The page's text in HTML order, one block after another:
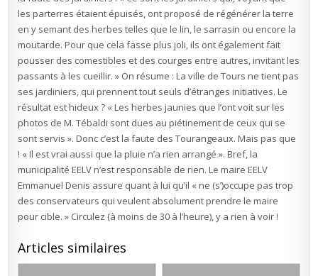
les parterres étaient épuisés, ont proposé de régénérer la terre
en y semant des herbes telles que le lin, le sarrasin ou encore la
moutarde. Pour que cela fasse plus joli, ils ont également fait
pousser des comestibles et des courges entre autres, invitant les
passants à les cueillir. » On résume : La ville de Tours ne tient pas
ses jardiniers, qui prennent tout seuls d’étranges initiatives. Le
résultat est hideux ? « Les herbes jaunies que l’ont voit sur les
photos de M. Tébaldi sont dues au piétinement de ceux qui se
sont servis ». Donc c’est la faute des Tourangeaux. Mais pas que
! « Il est vrai aussi que la pluie n’a rien arrangé ». Bref, la
municipalité EELV n’est responsable de rien. Le maire EELV
Emmanuel Denis assure quant à lui qu’il « ne (s’)occupe pas trop
des conservateurs qui veulent absolument prendre le maire
pour cible. » Circulez (à moins de 30 à l’heure), y a rien à voir !
Articles similaires